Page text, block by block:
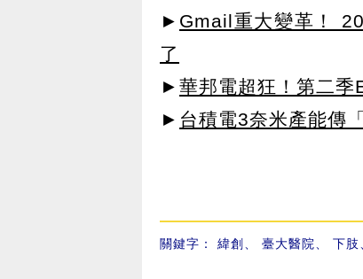
► Gmail重大變革！
了
► 華邦電超狂！第二
► 台積電3奈米產能傳
關鍵字： 緯創 臺大醫院 下肢